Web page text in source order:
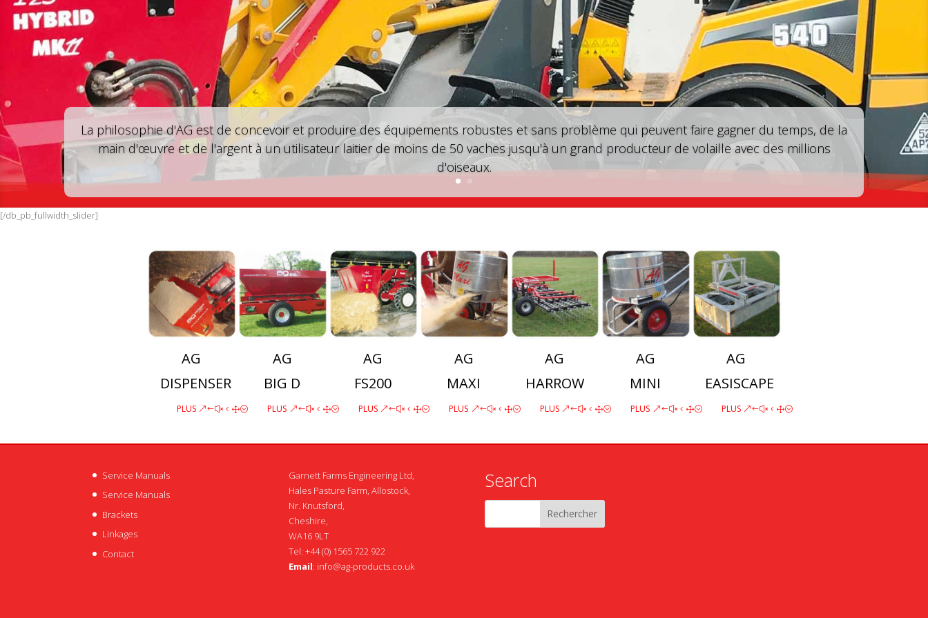
La philosophie d'AG est de concevoir et produire des équipements robustes et sans problème qui peuvent faire gagner du temps, de la
main d'œuvre et de l'argent à un utilisateur laitier de moins de 50 vaches jusqu'à un grand producteur de volaille avec des millions
d'oiseaux.
[/db_pb_fullwidth_slider]
AG
DISPENSER
PLUS
AG
BIG D
PLUS
AG
FS200
PLUS
AG
MAXI
PLUS
AG
HARROW
PLUS
AG
MINI
PLUS
AG
EASISCAPE
PLUS
Service Manuals
Service Manuals
Brackets
Linkages
Contact
Garnett Farms Engineering Ltd,
Hales Pasture Farm, Allostock,
Nr. Knutsford,
Cheshire,
WA16 9LT
Tel: +44 (0) 1565 722 922
Email: info@ag-products.co.uk
Search